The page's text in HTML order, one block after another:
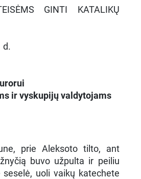
GINTI KATALIKŲ
d.
ir vyskupijų valdytojams
prie Aleksoto tilto, ant
buvo užpulta ir peiliu
seselė, uoli vaikų katechete